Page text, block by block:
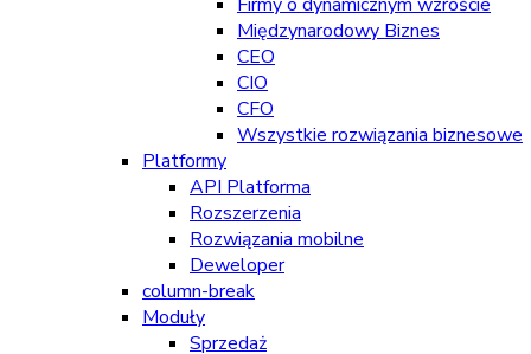
Międzynarodowy Biznes
CEO
CIO
CFO
Wszystkie rozwiązania biznesowe
Platformy
API Platforma
Rozszerzenia
Rozwiązania mobilne
Deweloper
column-break
Moduły
Sprzedaż